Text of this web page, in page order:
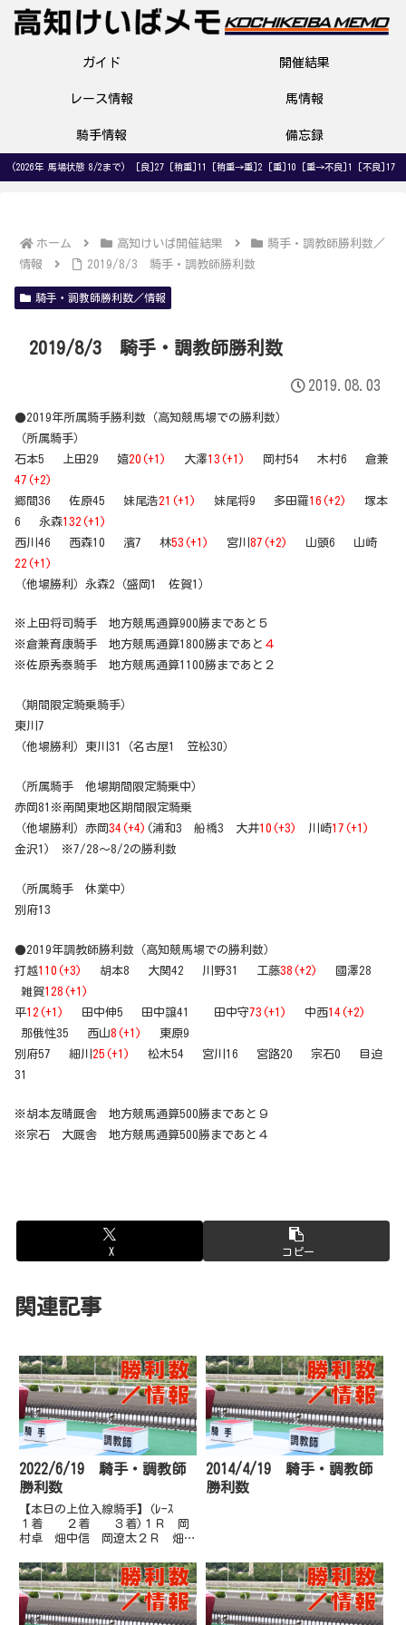
ガイド 開催結果
レース情報 馬情報
騎手情報 備忘録
(2026年 馬場状態 8/2まで) [良]27 [稍重]11 [稍重→重]2 [重]10 [重→不良]1 [不良]17
ホーム 高知けいば開催結果
騎手・調教師勝利数／
情報
2019/8/3 騎手・調教師勝利数
騎手・調教師勝利数／情報
2019/8/3 騎手・調教師勝利数
2019.08.03
●2019年所属騎手勝利数（高知競馬場での勝利数）
（所属騎手）
石本5 上田29 嬉20(+1) 大澤13(+1)
岡村54 木村6 倉兼
47(+2)
郷間36 佐原45 妹尾浩21(+1) 妹尾将9 多田羅16(+2)
塚本
6 永森132(+1)
西川46 西森10 濱7 林53(+1) 宮川 87(+2)
山頭6 山崎
22(+1)
（他場勝利）永森2（盛岡1 佐賀1）
※上田将司騎手 地方競馬通算900勝まであと５
※倉兼育康騎手 地方競馬通算1800勝まであと ４
※佐原秀泰騎手 地方競馬通算1100勝まであと２
（期間限定騎乗騎手）
東川7
（他場勝利）東川31（名古屋1 笠松30）
（所属騎手 他場期間限定騎乗中）
赤岡81※南関東地区期間限定騎乗
（他場勝利）赤岡 34(+4) (浦和3 船橋3 大井10(+3) 川崎17(+1)
金沢1) ※7/28～8/2の勝利数
（所属騎手 休業中）
別府13
●2019年調教師勝利数（高知競馬場での勝利数）
打越110(+3) 胡本8 大関42 川野31 工藤38(+2)
國澤28
雑賀128(+1)
平12(+1) 田中伸5 田中譲41 田中守73(+1) 中西14(+2)
那俄性35 西山8(+1)
東原9
別府57 細川 25(+1)
松木54 宮川16 宮路20 宗石0 目迫
31
※胡本友晴厩舎 地方競馬通算500勝まであと９
※宗石 大厩舎 地方競馬通算500勝まであと４
X コピー
関連記事
2022/6/19 騎手・調教師
勝利数
【本日の上位入線騎手】(ﾚｰｽ
１着 ２着 ３着)１Ｒ 岡
村卓 畑中信 岡遼太２Ｒ 畑中
実 岡遼太 倉兼育４Ｒ 永森
大 多田誠 岡遼太５Ｒ 石本
純 宮川実 林謙佑６Ｒ 赤岡
修 多田誠 西森将７Ｒ 宮川
2014/4/19 騎手・調教師
勝利数